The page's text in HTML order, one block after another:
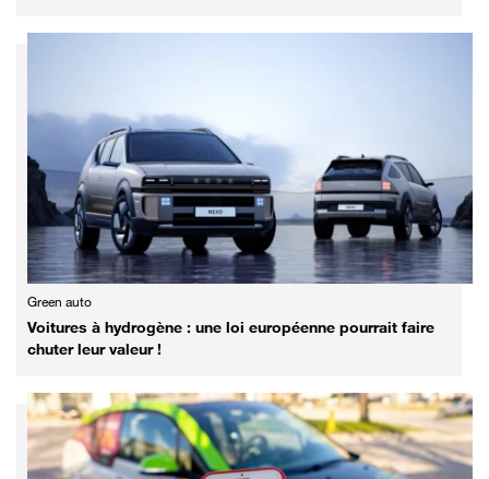
Green auto
Voitures à hydrogène : une loi européenne pourrait faire
chuter leur valeur !